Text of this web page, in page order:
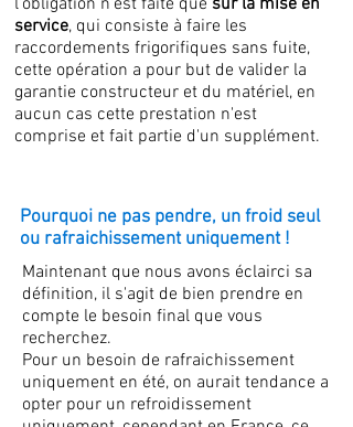
l'obligation n'est faite que sur la mise en
service, qui consiste à faire les
raccordements frigorifiques sans fuite,
cette opération a pour but de valider la
garantie constructeur et du matériel, en
aucun cas cette prestation n'est
comprise et fait partie d'un supplément.
Pourquoi ne pas pendre, un froid seul
ou rafraichissement uniquement !
Maintenant que nous avons éclairci sa
définition, il s'agit de bien prendre en
compte le besoin final que vous
recherchez.
Pour un besoin de rafraichissement
uniquement en été, on aurait tendance a
opter pour un refroidissement